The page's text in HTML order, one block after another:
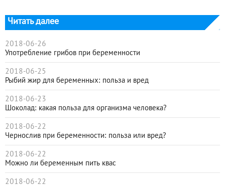
Читать далее
2018-06-26
Употребление грибов при беременности
2018-06-25
Рыбий жир для беременных: польза и вред
2018-06-23
Шоколад: какая польза для организма человека?
2018-06-22
Чернослив при беременности: польза или вред?
2018-06-22
Можно ли беременным пить квас
2018-06-22